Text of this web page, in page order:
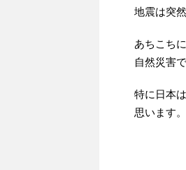
地震は突
あちこち
自然災害で
特に日本
思います。